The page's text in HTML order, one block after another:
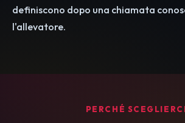
definiscono dopo una chiamata
l'allevatore.
PERCHÉ